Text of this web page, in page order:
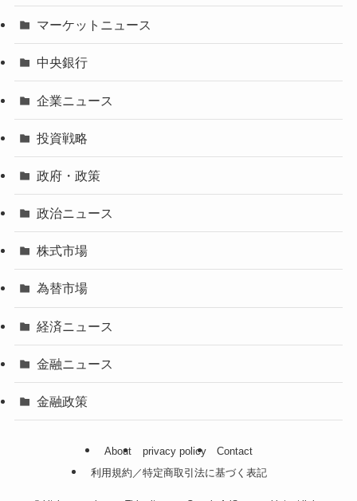
マーケットニュース
中央銀行
企業ニュース
投資戦略
政府・政策
政治ニュース
株式市場
為替市場
経済ニュース
金融ニュース
金融政策
About privacy policy
Contact
利用規約／特定商取引法に基づく表記